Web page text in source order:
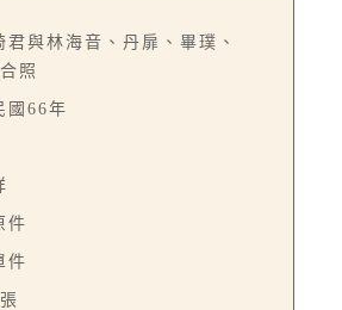
君與林海音、丹扉、畢璞、
照
國66年
件
件